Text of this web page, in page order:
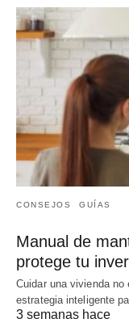
CONSEJOS GUÍAS
Manual de
protege tu
Cuidar una vivienda
estrategia inteligente
3 semanas hace